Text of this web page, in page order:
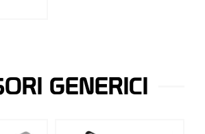
GENERICI